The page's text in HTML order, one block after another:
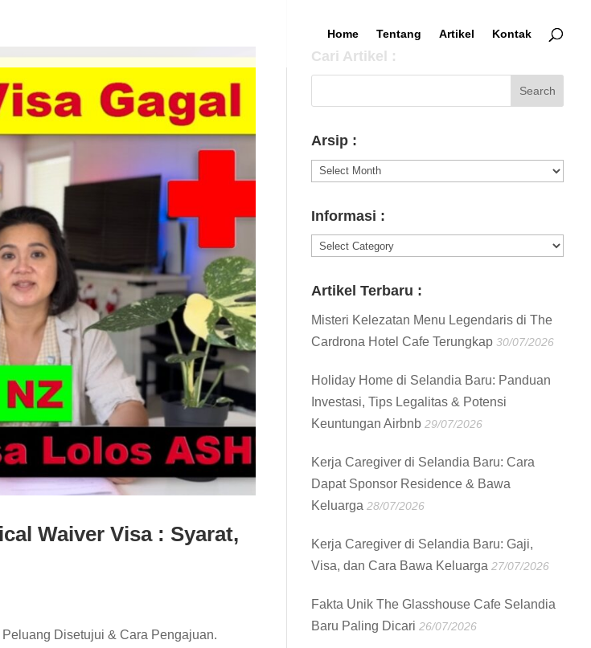
Home Tentang Artikel Kontak
Waiver Visa : Syarat,
Disetujui & Cara Pengajuan.
Cari Artikel :
Arsip :
Arsip
Informasi :
Informasi
Artikel Terbaru :
Misteri Kelezatan Menu Legendaris di The
Cardrona Hotel Cafe Terungkap 30/07/2026
Holiday Home di Selandia Baru: Panduan
Investasi, Tips Legalitas & Potensi
Keuntungan Airbnb 29/07/2026
Kerja Caregiver di Selandia Baru: Cara
Dapat Sponsor Residence & Bawa
Keluarga 28/07/2026
Kerja Caregiver di Selandia Baru: Gaji,
Visa, dan Cara Bawa Keluarga 27/07/2026
Fakta Unik The Glasshouse Cafe Selandia
Baru Paling Dicari 26/07/2026